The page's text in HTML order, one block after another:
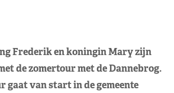
Frederik en koningin Mary zijn
de zomertour met de Dannebrog.
gaat van start in de gemeente